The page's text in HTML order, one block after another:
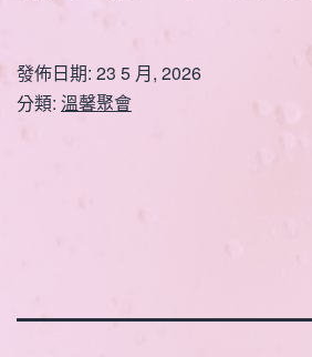
發佈日期: 23 5 月, 2026
分類: 溫馨聚會